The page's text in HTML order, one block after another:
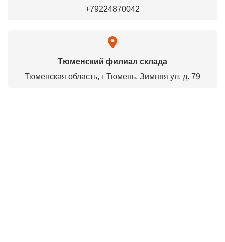
+79224870042
Тюменский филиал склада
Тюменская область, г Тюмень, Зимняя ул, д. 79